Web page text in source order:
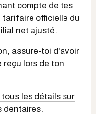
compte de tes
tarifaire officielle du
net ajusté.
assure-toi d'avoir
reçu lors de ton
les détails sur
dentaires.